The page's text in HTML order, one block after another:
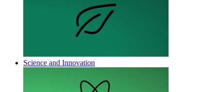
Science and Innovation